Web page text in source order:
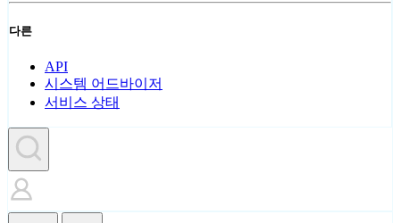
다른
API
시스템 어드바이저
서비스 상태